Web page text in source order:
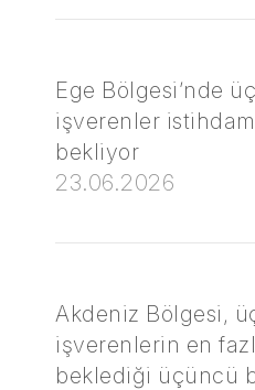
Ege Bölgesi’nde
işverenler
bekliyor
23.06.2026
Akdeniz Bölgesi,
işverenlerin en
beklediği üçüncü